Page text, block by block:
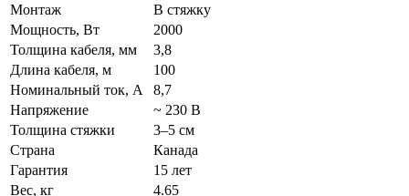
Монтаж
В стяжку
Мощность, Вт
2000
Толщина кабеля, мм
3,8
Длина кабеля, м
100
Номинальный ток, А
8,7
Напряжение
~ 230 В
Толщина стяжки
3–5 см
Страна
Канада
Гарантия
15 лет
Вес, кг
4.65